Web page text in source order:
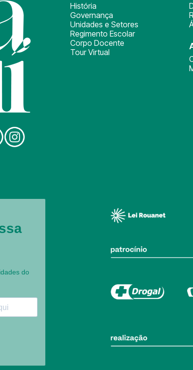
História
Governança
Unidades e Setores
Regimento Escolar
Corpo Docente
Tour Virtual